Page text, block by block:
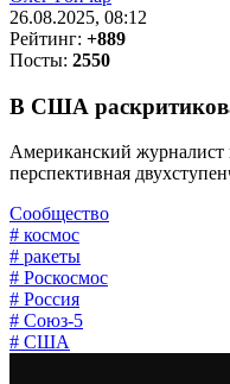
26.08.2025, 08:12
Рейтинг: +889
Посты: 2550
В США
Американский журналист
перспективная
Сообщество
# космос
# ракеты
# Роскосмос
# Россия
# Союз-5
# США